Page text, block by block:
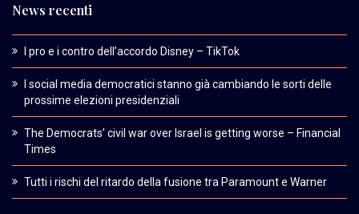
News recenti
I pro e i contro dell’accordo Disney – TikTok
I social media democratici stanno già cambiando le sorti delle
prossime elezioni presidenziali
The Democrats’ civil war over Israel is getting worse – Financial
Times
Tutti i rischi del ritardo della fusione tra Paramount e Warner